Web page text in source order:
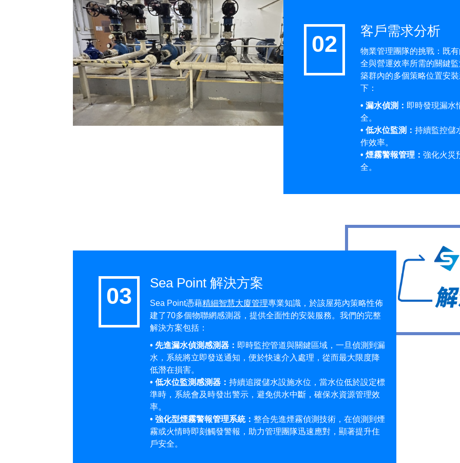
客戶需求分析
物業管理團隊的挑戰：既
全與營運效率所需的關鍵
築群內的多個策略位置安
下：
• 漏水偵測： 即時發現漏水
全。
• 低水位監測： 持續監控儲
作效率。
• 煙霧警報管理： 強化火災
全。
Sea Point 解決方案
Sea Point憑藉精細智慧大廈管理專業知識，於該屋苑內策略性佈
建了70多個物聯網感測器，提供全面性的安裝服務。我們的完整
解決方案包括：
• 先進漏水偵測感測器： 即時監控管道與關鍵區域，一旦偵測到漏
水，系統將立即發送通知，便於快速介入處理，從而最大限度降
低潛在損害。
• 低水位監測感測器： 持續追蹤儲水設施水位，當水位低於設定標
準時，系統會及時發出警示，避免供水中斷，確保水資源管理效
率。
• 強化型煙霧警報管理系統： 整合先進煙霧偵測技術，在偵測到煙
霧或火情時即刻觸發警報，助力管理團隊迅速應對，顯著提升住
戶安全。